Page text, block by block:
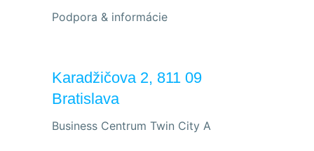
Podpora & informácie
Karadžičova 2, 811 09
Bratislava
Business Centrum Twin City A